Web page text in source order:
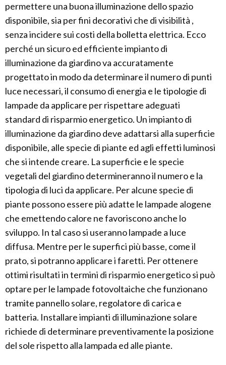
permettere una buona illuminazione dello spazio
disponibile, sia per fini decorativi che di visibilità ,
senza incidere sui costi della bolletta elettrica. Ecco
perché un sicuro ed efficiente impianto di
illuminazione da giardino va accuratamente
progettato in modo da determinare il numero di punti
luce necessari, il consumo di energia e le tipologie di
lampade da applicare per rispettare adeguati
standard di risparmio energetico. Un impianto di
illuminazione da giardino deve adattarsi alla superficie
disponibile, alle specie di piante ed agli effetti luminosi
che si intende creare. La superficie e le specie
vegetali del giardino determineranno il numero e la
tipologia di luci da applicare. Per alcune specie di
piante possono essere più adatte le lampade alogene
che emettendo calore ne favoriscono anche lo
sviluppo. In tal caso si useranno lampade a luce
diffusa. Mentre per le superfici più basse, come il
prato, si potranno applicare i faretti. Per ottenere
ottimi risultati in termini di risparmio energetico si può
optare per le lampade fotovoltaiche che funzionano
tramite pannello solare, regolatore di carica e
batteria. Installare impianti di illuminazione solare
richiede di determinare preventivamente la posizione
del sole rispetto alla lampada ed alle piante.